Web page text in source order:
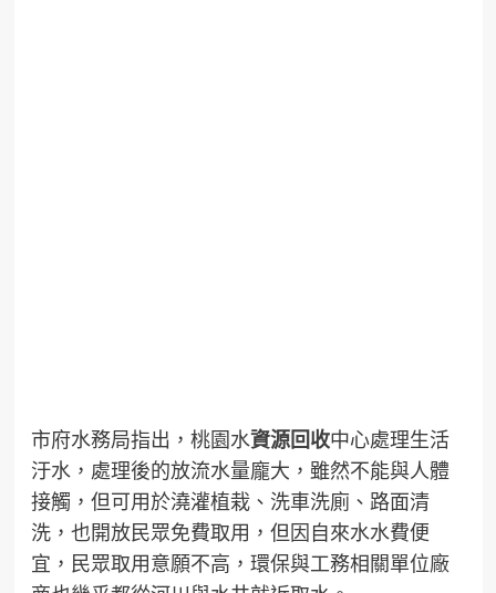
市府水務局指出，桃園水資源回收中心處理生活
汙水，處理後的放流水量龐大，雖然不能與人體
接觸，但可用於澆灌植栽、洗車洗廁、路面清
洗，也開放民眾免費取用，但因自來水水費便
宜，民眾取用意願不高，環保與工務相關單位廠